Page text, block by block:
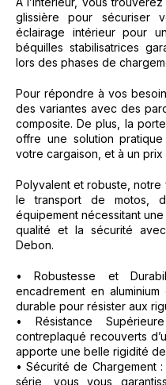
glissière pour sécuriser
éclairage intérieur pour
béquilles stabilisatrices
lors des phases de
Pour répondre à vos
des variantes avec des
composite. De plus, la
offre une solution
votre cargaison, et à un prix
Polyvalent et robuste,
le transport de motos,
équipement nécessitant
qualité et la sécurité
Debon.
• Robustesse et
encadrement en
durable pour résister aux
• Résistance
contreplaqué recouverts
apporte une belle rigidité de
• Sécurité de Chargement
série, vous vous